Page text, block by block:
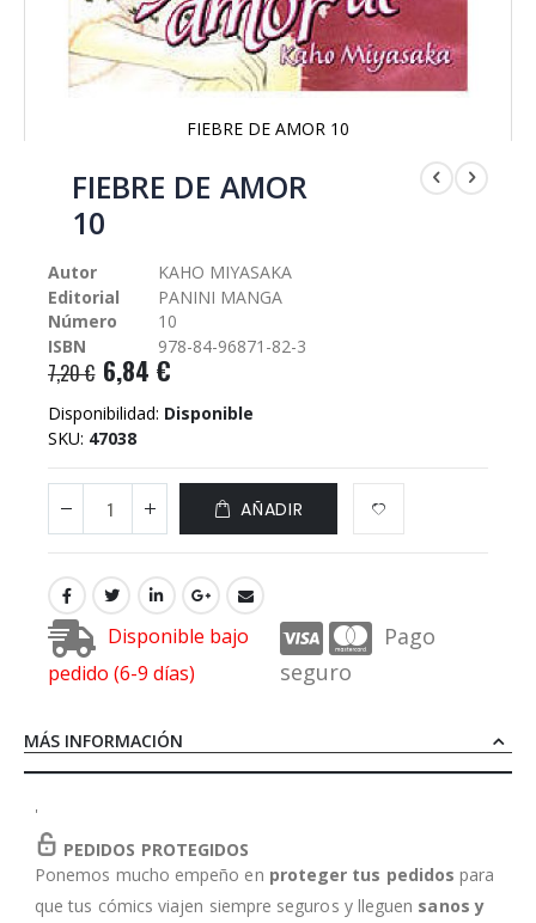
FIEBRE DE AMOR 10
comienzo
galería
imágenes
FIEBRE DE AMOR
10
Autor
KAHO MIYASAKA
Editorial
PANINI MANGA
Número
10
ISBN
978-84-96871-82-3
7,20 € 6,84 €
Disponibilidad: Disponible
SKU 47038
AÑADIR
Disponible bajo
pedido (6-9 días)
Pago
seguro
MÁS INFORMACIÓN
'
PEDIDOS PROTEGIDOS
Ponemos mucho empeño en proteger tus pedidos para
que tus cómics viajen siempre seguros y lleguen sanos y